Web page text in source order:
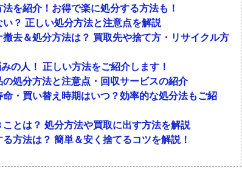
います。燃えるゴミ・埋め立てゴミ・資源ゴミ・有
ミは、燃えるゴミとして出すことができないゴミで、
サイズに分けて設定されています。幅・奥行き・高
さいものと3メートルより大きいものです。小さい
衣装箱・スポーツ用品・オーディオ機器などが該当し
器棚・ダイニングテーブル・カーペット・タンスなど
も営業エリアです。不用品回収のほかに、買い取りや
越しに伴う整理などに便利です。
5
回収便
域で不用品回収を行う業者です。家具や家電などの回
セ新町プラザ4階
を紹介！お得で楽に処分する方法も！
？ 正しい処分方法と注意点を解説
撤去＆処分方法は？ 買取先や捨て方・リサイクル方
の人！ 正しい方法をご紹介します！
処分方法と注意点・回収サービスの紹介
命・買い替え時期はいつ？効率的な処分法もご紹
とは？ 処分方法や買取に出す方法を解説
方法は？ 簡単＆安く捨てるコツを解説！